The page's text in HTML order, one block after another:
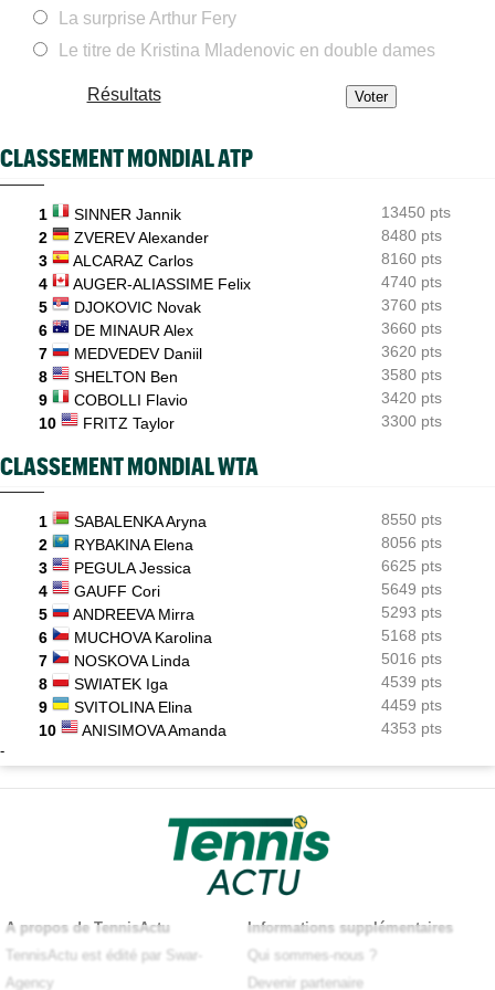
Rybakina, Andreeva, Osaka, Gauff... horaires et diffusion TV
WTA - Toronto
Jelena Ostapenko dénonce les messages d'insultes et de
ATP - Montréal
16:22
ATP - Montréal
Daniil Medvedev après son échec : "Un véritable désastre"
La surprise Arthur Fery
Le titre de Kristina Mladenovic en double dames
Résultats
CLASSEMENT MONDIAL ATP
1 SINNER Jannik
13450 pts
2
ZVEREV Alexander
8480 pts
3
ALCARAZ Carlos
8160 pts
4
AUGER-ALIASSIME Felix
4740 pts
5
DJOKOVIC Novak
3760 pts
6
DE MINAUR Alex
3660 pts
7
MEDVEDEV Daniil
3620 pts
8
SHELTON Ben
3580 pts
9
COBOLLI Flavio
3420 pts
10
FRITZ Taylor 3300 pts
CLASSEMENT MONDIAL WTA
1 SABALENKA Aryna
8550 pts
2
RYBAKINA Elena
8056 pts
3
PEGULA Jessica
6625 pts
4
GAUFF Cori
5649 pts
5
ANDREEVA Mirra
5293 pts
6
MUCHOVA Karolina
5168 pts
7
NOSKOVA Linda
5016 pts
8
SWIATEK Iga
4539 pts
9
SVITOLINA Elina
4459 pts
10
ANISIMOVA Amanda 4353 pts
-
A propos de TennisActu
TennisActu est édité par Swar-
Agency
Informations supplémentaires
Qui sommes-nous ?
Devenir partenaire